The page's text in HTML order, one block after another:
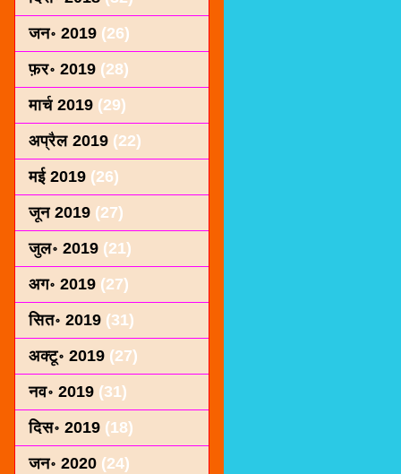
जन॰ 2019 (26)
फ़र॰ 2019 (28)
मार्च 2019 (29)
अप्रैल 2019 (22)
मई 2019 (26)
जून 2019 (27)
जुल॰ 2019 (21)
अग॰ 2019 (27)
सित॰ 2019 (31)
अक्टू॰ 2019 (27)
नव॰ 2019 (31)
दिस॰ 2019 (18)
जन॰ 2020 (24)